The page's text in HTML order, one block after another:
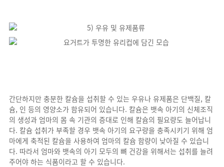
간단하지만 충분한 칼슘을 섭취할 수 있는 우유나 유제품은 단백질, 칼
슘, 인 등의 영양소가 함유되어 있습니다. 칼슘은 뱃속 아기의 신체조직
의 생성과 엄마의 몸 속 기관의 증대로 인해 칼슘의 필요량도 늘어납니
다. 칼슘 섭취가 부족할 경우 뱃속 아기의 요구량을 충족시키기 위해 엄
마에게 축적된 칼슘을 사용하여 엄마의 칼슘 함량이 낮아질 수 있습니
다. 따라서 엄마와 뱃속의 아기 모두의 뼈 건강을 위해서는 섭취를 늘려
주어야 하는 식품이라고 할 수 있습니다.